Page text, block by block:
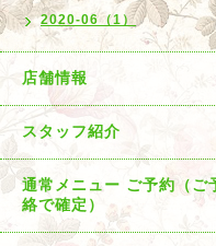
2020-06（1）
店舗情報
スタッフ紹介
通常メニュー ご予約（ご
絡で確定）